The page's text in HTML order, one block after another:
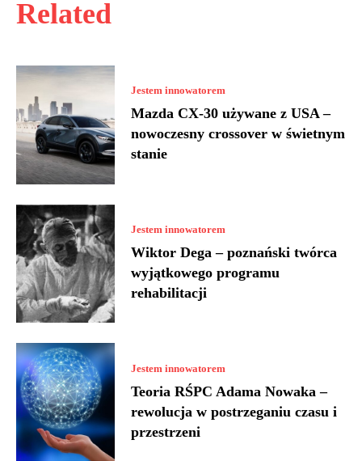
Related
Jestem innowatorem
Mazda CX-30 używane z USA –
nowoczesny crossover w świetnym
stanie
Jestem innowatorem
Wiktor Dega – poznański twórca
wyjątkowego programu
rehabilitacji
Jestem innowatorem
Teoria RŚPC Adama Nowaka –
rewolucja w postrzeganiu czasu i
przestrzeni